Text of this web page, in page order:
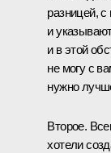
разницей,
и
и в этой
не могу с
нужно
Второе.
хотели